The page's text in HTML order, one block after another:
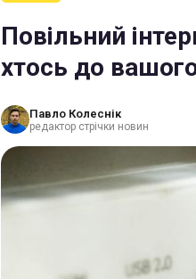
Повільний
хтось до
Павло Колеснік
редактор стрічки новин